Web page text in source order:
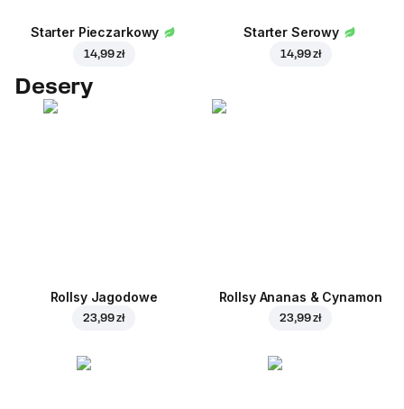
Starter Pieczarkowy
14,99 zł
Starter Serowy
14,99 zł
Desery
Rollsy Jagodowe
23,99 zł
Rollsy Ananas & Cynamon
23,99 zł